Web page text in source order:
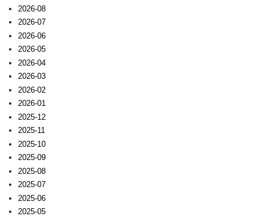
2026-08
2026-07
2026-06
2026-05
2026-04
2026-03
2026-02
2026-01
2025-12
2025-11
2025-10
2025-09
2025-08
2025-07
2025-06
2025-05